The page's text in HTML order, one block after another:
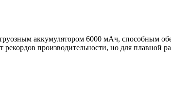
аккумулятором 6000 мАч, способным
производительности, но для плавной